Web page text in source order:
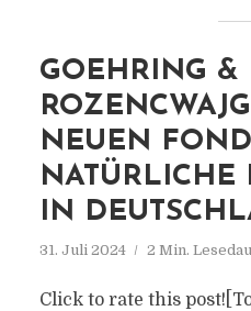
GOEHRING &
NEUEN
NATÜRLICHE
IN
31. Juli 2024 2 Min.
Click to rate this